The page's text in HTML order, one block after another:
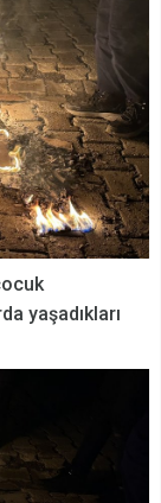
yaşadıkları